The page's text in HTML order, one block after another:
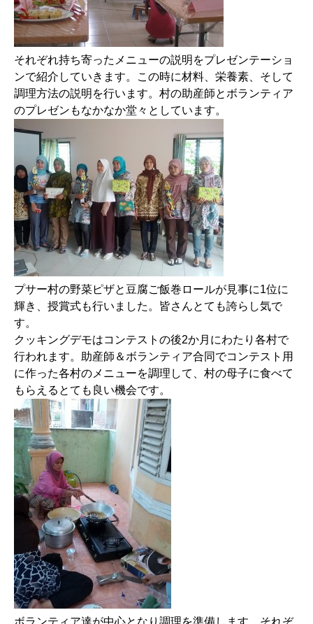
それぞれ持ち寄ったメニューの説明をプレゼンテーショ
ンで紹介していきます。この時に材料、栄養素、そして
調理方法の説明を行います。村の助産師とボランティア
のプレゼンもなかなか堂々としています。
プサー村の野菜ピザと豆腐ご飯巻ロールが見事に1位に
輝き、授賞式も行いました。皆さんとても誇らし気で
す。
クッキングデモはコンテストの後2か月にわたり各村で
行われます。助産師＆ボランティア合同でコンテスト用
に作った各村のメニューを調理して、村の母子に食べて
もらえるとても良い機会です。
ボランティア達が中心となり調理を準備します。それぞ